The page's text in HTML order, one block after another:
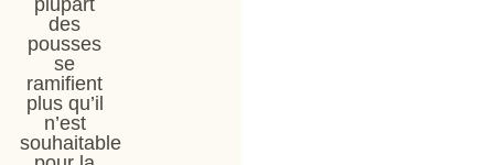
des
pousses
se
ramifient
plus qu’il
n’est
souhaitable